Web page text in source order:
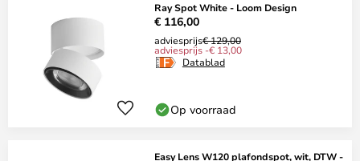
Ray Spot White - Loom Design
€ 116,00
adviesprijs€ 129,00
adviesprijs -€ 13,00
Datablad
Op voorraad
Easy Lens W120 plafondspot, wit, DTW -